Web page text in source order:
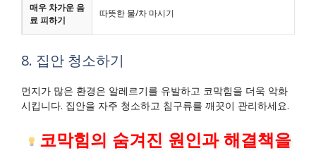
매우 차가운 음
료 피하기
따뜻한 물/차 마시기
8. 집안 청소하기
먼지가 많은 환경은 알레르기를 유발하고 코막힘을 더욱 악화
시킵니다. 집안을 자주 청소하고 침구류를 깨끗이 관리하세요.
코막힘의 숨겨진 원인과 해결책을